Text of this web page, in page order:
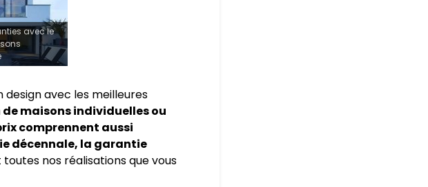
avec le
avec les meilleures
maisons individuelles ou
comprennent aussi
décennale, la garantie
nos réalisations que vous